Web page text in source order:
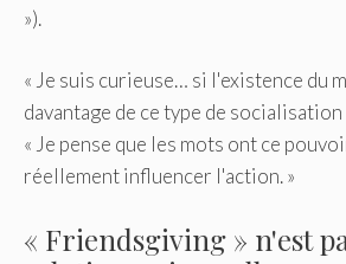
»).
« Je suis curieuse… si l'existence du
davantage de ce type de
« Je pense que les mots ont ce
réellement influencer l'action. »
« Friendsgiving » n'est